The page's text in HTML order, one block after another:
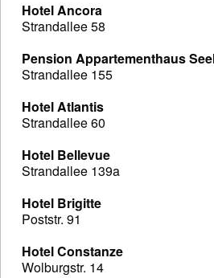
Hotel Ancora
Strandallee 58
Pension Appartementhaus
Strandallee 155
Hotel Atlantis
Strandallee 60
Hotel Bellevue
Strandallee 139a
Hotel Brigitte
Poststr. 91
Hotel Constanze
Wolburgstr. 14